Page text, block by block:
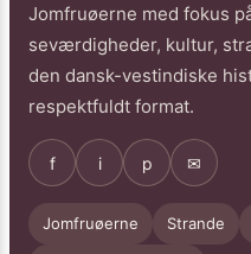
Jomfruøerne med fokus
seværdigheder, kultur,
den dansk-vestindiske
respektfuldt format.
f i p ✉
Jomfruøerne Strande